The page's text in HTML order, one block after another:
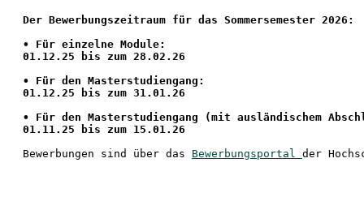
Der Bewerbungszeitraum für das Sommersemester 2026:
• Für einzelne Module:
01.12.25 bis zum 28.02.26
• Für den Masterstudiengang:
01.12.25 bis zum 31.01.26
• Für den Masterstudiengang (mit ausländischem
01.11.25 bis zum 15.01.26
Bewerbungen sind über das Bewerbungsportal der